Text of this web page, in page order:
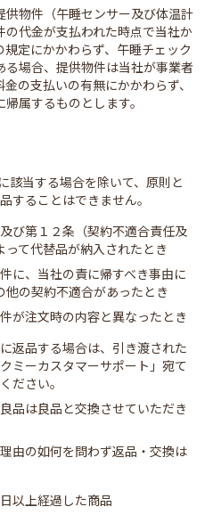
物件（午睡センサー及び体温計
代金が支払われた時点で当社か
定にかかわらず、午睡チェック
場合、提供物件は当社が事業者
の支払いの有無にかかわらず、
属するものとします。
該当する場合を除いて、原則と
することはできません。
び第１２条（契約不適合責任及
って代替品が納入されたとき
に、当社の責に帰すべき事由に
他の契約不適合があったとき
が注文時の内容と異なったとき
返品する場合は、引き渡された
ミーカスタマーサポート」宛て
ださい。
品は良品と交換させていただき
由の如何を問わず返品・交換は
以上経過した商品